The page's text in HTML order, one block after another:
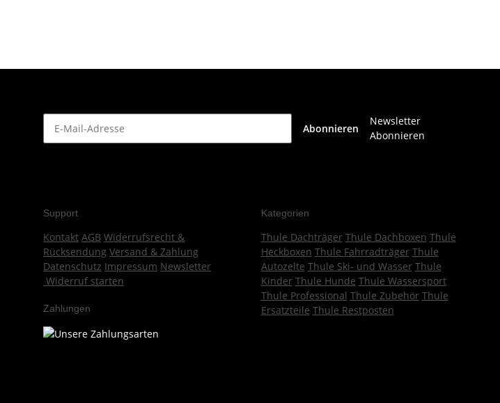
Abonnieren
Newsletter
Abonnieren
Support
Kontakt AGB Widerrufsrecht &
Rücksendung Versand & Zahlung
Datenschutz Impressum Newsletter
Widerruf starten
Zahlungen
Kategorien
Thule Dachträger Thule Dachboxen Thule
Heckboxen Thule Fahrradträger Thule
Autozelte Thule Ski- und Wasser Thule
Kinder Thule Hunde Thule Wassersport
Thule Professional Thule Zubehör Thule
Ersatzteile Thule Restposten